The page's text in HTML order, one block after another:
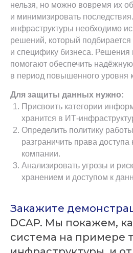
нельзя, но можно вовремя их
и минимизировать
инфраструктуры необходимо
решений, который
и специфику бизнеса. Решения
помогают обеспечить
в период повышенного уровня
Для защиты данных нужно:
Присвоить категории
хранится в ИТ-
Определить политику
разграничить права
компании.
Анализировать угрозы и
хранением и доступом к
Закажите
DCAP. Мы покажем,
система на примере